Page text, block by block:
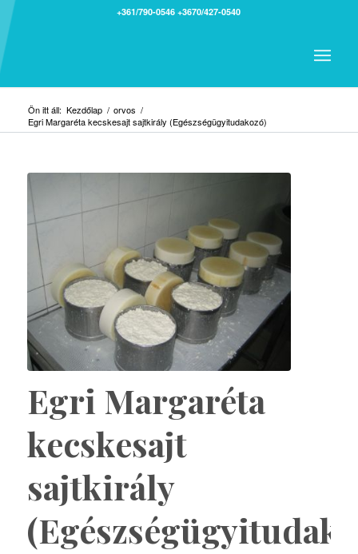
+361/790-0546 +3670/427-0540
Ön itt áll: Kezdőlap / orvos /
Egri Margaréta kecskesajt sajtkirály (Egészségügyitudakozó)
Egri Margaréta
kecskesajt
sajtkirály